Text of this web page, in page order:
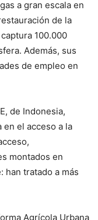
a gran escala en
de la
100.000
Además, sus
de empleo en
de Indonesia,
el acceso a la
montados en
han tratado a más
Agrícola Urbana